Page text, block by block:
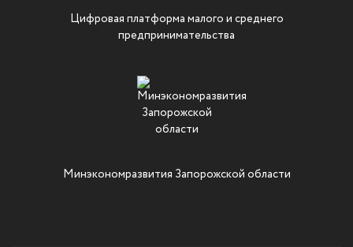
Цифровая платформа малого и среднего
предпринимательства
Минэкономразвития Запорожской области